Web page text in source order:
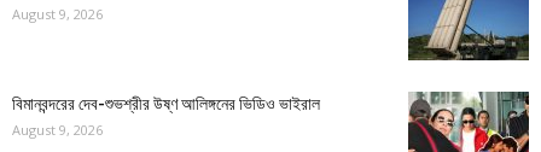
August 9, 2026
বিমানবন্দরের দেব-শুভশ্রীর উষ্ণ আলিঙ্গনের ভিডিও ভাইরাল
August 9, 2026